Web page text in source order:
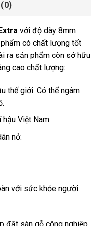
(0)
với độ dày 8mm
có chất lượng tốt
ra sản phẩm còn sở hữu
cao chất lượng:
thế giới. Có thể ngâm
Việt Nam.
nở.
với sức khỏe người
đặt sàn gỗ công nghiệp